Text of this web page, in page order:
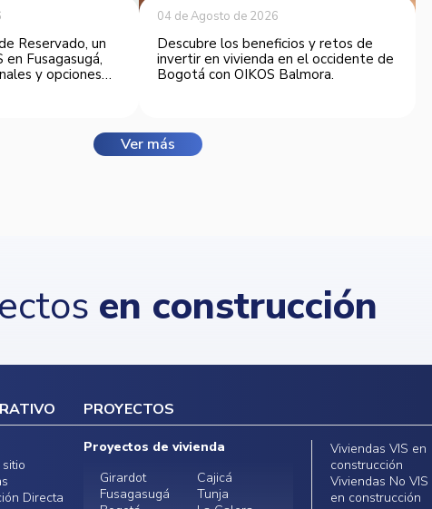
Reservado, un
Fusagasugá,
y opciones
04 de Agosto de 2026
Descubre los beneficios y retos de
invertir en vivienda en el occidente de
Bogotá con OIKOS Balmora.
Ver más
en construcción
Directa
PROYECTOS
Proyectos de vivienda
Girardot
Cajicá
Fusagasugá
Tunja
Viviendas VIS en
construcción
Viviendas No VIS
en construcción